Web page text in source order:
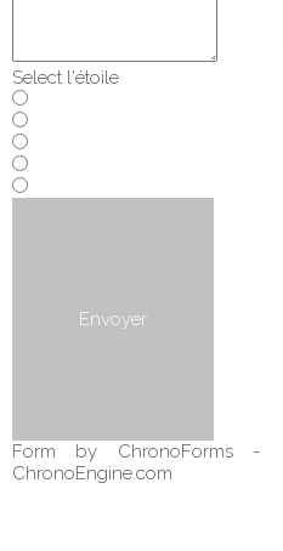
Select l'étoile
Envoyer
Form by ChronoForms -
ChronoEngine.com